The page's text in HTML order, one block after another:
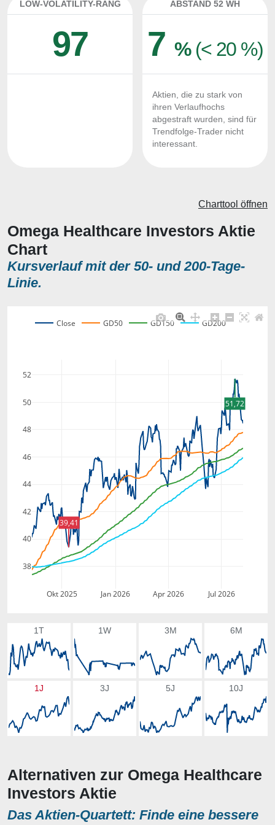
LOW-VOLATILITY-RANG
97
ABSTAND 52 WH
7 % (< 20 %)
Aktien, die zu stark von
ihren Verlaufhochs
abgestraft wurden, sind für
Trendfolge-Trader nicht
interessant.
Omega Healthcare Investors Aktie
Chart
Kursverlauf mit der 50- und 200-Tage-
Linie.
Charttool öffnen
Okt 2025 Jan 2026 Apr 2026 Jul 2026
38
40
42
44
46
48
50
52
Close GD50 GD150 GD200
51,72
39,41
1T 1W 3M 6M
1J 3J 5J 10J
Alternativen zur Omega Healthcare
Investors Aktie
Das Aktien-Quartett: Finde eine bessere